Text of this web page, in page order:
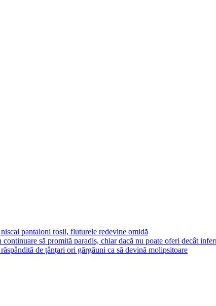
pantaloni roșii, fluturele redevine omidă
să promită paradis, chiar dacă nu poate oferi decât
de țânțari ori gărgăuni ca să devină molipsitoare